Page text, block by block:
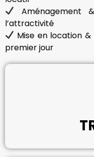
Aménagement
l’attractivité
Mise en location
premier jour